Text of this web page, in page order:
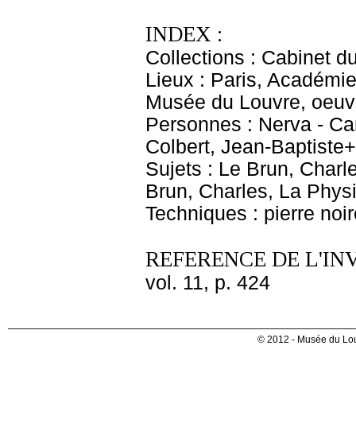
INDEX :
Collections : Cabinet
Lieux : Paris,
Musée du Louvre,
Personnes : Nerva -
Colbert, Jean-
Sujets : Le Brun,
Brun, Charles, La
Techniques : pierre
REFERENCE DE
vol. 11, p. 424
© 2012 - Musée du